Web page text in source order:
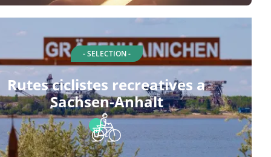
- SELECTION -
Rutes ciclistes recreatives a
Sachsen-Anhalt